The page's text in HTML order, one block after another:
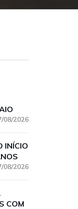
08/2026
INÍCIO
08/2026
COM